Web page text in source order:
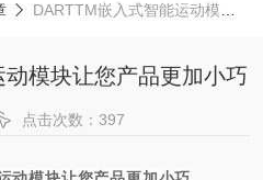
DARTTM嵌入式智能运动模块让您产品更加小巧
模块让您产品更加小巧
点击次数：397